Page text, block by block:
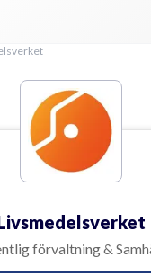
förvaltning &